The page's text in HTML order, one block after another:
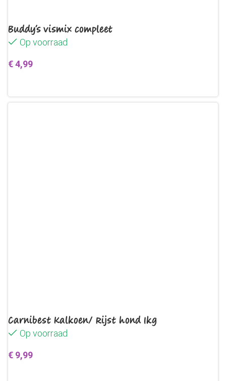
Buddy’s vismix compleet
Op voorraad
€4,99
Carnibest Kalkoen/ Rijst hond 1kg
Op voorraad
€ 9,99